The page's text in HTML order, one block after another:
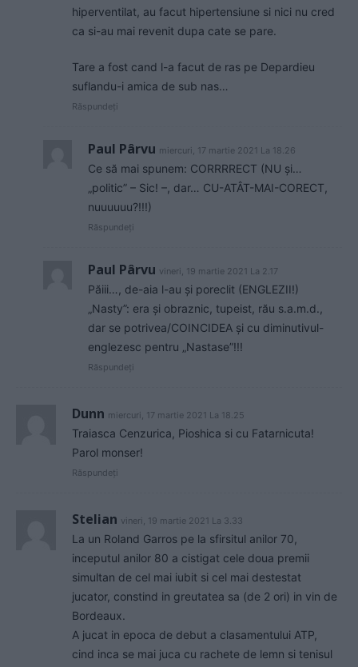
hiperventilat, au facut hipertensiune si nici nu cred
ca si-au mai revenit dupa cate se pare.
Tare a fost cand l-a facut de ras pe Depardieu
suflandu-i amica de sub nas…
Răspundeți
Paul Pârvu miercuri, 17 martie 2021 La 18.26
Ce să mai spunem: CORRRRECT (NU și…
„politic” – Sic! –, dar… CU-ATÂT-MAI-CORECT,
nuuuuuu?!!!)
Răspundeți
Paul Pârvu vineri, 19 martie 2021 La 2.17
Păiii…, de-aia l-au și poreclit (ENGLEZII!)
„Nasty”: era și obraznic, tupeist, rău s.a.m.d.,
dar se potrivea/COINCIDEA și cu diminutivul-
englezesc pentru „Nastase”!!!
Răspundeți
Dunn miercuri, 17 martie 2021 La 18.25
Traiasca Cenzurica, Pioshica si cu Fatarnicuta!
Parol monser!
Răspundeți
Stelian vineri, 19 martie 2021 La 3.33
La un Roland Garros pe la sfirsitul anilor 70,
inceputul anilor 80 a cistigat cele doua premii
simultan de cel mai iubit si cel mai destestat
jucator, constind in greutatea sa (de 2 ori) in vin de
Bordeaux.
A jucat in epoca de debut a clasamentului ATP,
cind inca se mai juca cu rachete de lemn si tenisul